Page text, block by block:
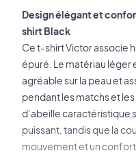
Design élégant et
shirt Black
Ce t-shirt Victor associe
épuré. Le matériau léger
agréable sur la peau et
pendant les matchs et
d’abeille caractéristique
puissant, tandis que la
mouvement et un